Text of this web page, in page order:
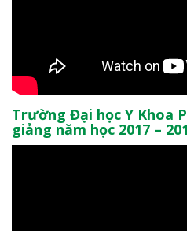
Trường Đại học Y Khoa
giảng năm học 2017 –